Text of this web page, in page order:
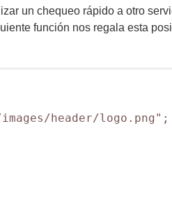
un chequeo rápido a otro
función nos regala esta
header/logo.png";